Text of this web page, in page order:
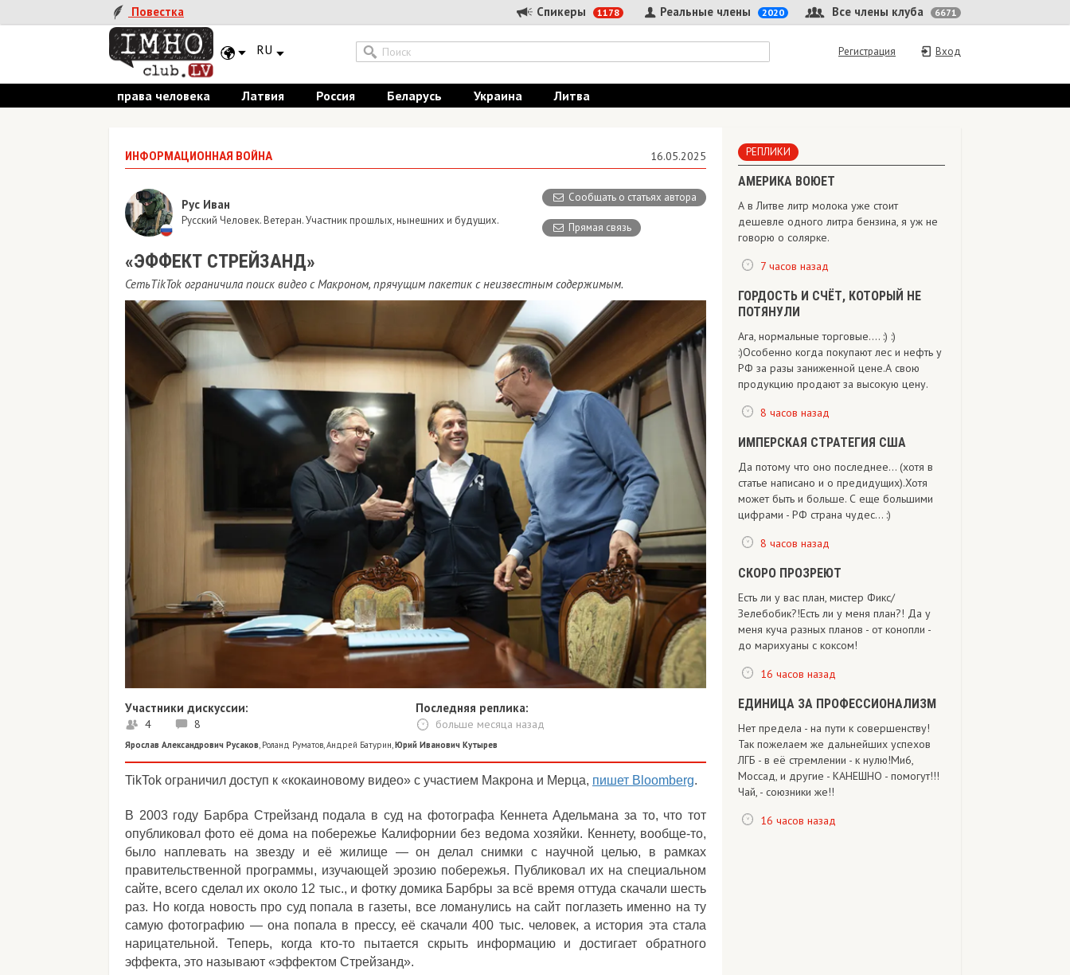
Повестка Спикеры 1178 Все члены клуба 6671
Реальные члены 2020
RU Вход
Регистрация
права человека Латвия Россия Беларусь Украина Литва
ИНФОРМАЦИОННАЯ ВОЙНА 16.05.2025
Сообщать о статьях автора
Прямая связь
Рус Иван
Русский Человек. Ветеран. Участник прошлых, нынешних и будущих.
«ЭФФЕКТ СТРЕЙЗАНД»
СетьTikTok ограничила поиск видео с Макроном, прячущим пакетик с неизвестным содержимым.
Участники дискуссии:
4 8
Последняя реплика:
больше месяца назад
Ярослав Александрович Русаков, Роланд Руматов,Андрей Батурин,Юрий Иванович Кутырев
TikTok ограничил доступ к «кокаиновому видео» с участием Макрона и Мерца, пишет Bloomberg.
В 2003 году Барбра Стрейзанд подала в суд на фотографа Кеннета Адельмана за то, что тот
опубликовал фото её дома на побережье Калифорнии без ведома хозяйки. Кеннету, вообще-то,
было наплевать на звезду и её жилище — он делал снимки с научной целью, в рамках
правительственной программы, изучающей эрозию побережья. Публиковал их на специальном
сайте, всего сделал их около 12 тыс., и фотку домика Барбры за всё время оттуда скачали шесть
раз. Но когда новость про суд попала в газеты, все ломанулись на сайт поглазеть именно на ту
самую фотографию — она попала в прессу, её скачали 400 тыс. человек, а история эта стала
нарицательной. Теперь, когда кто-то пытается скрыть информацию и достигает обратного
эффекта, это называют «эффектом Стрейзанд».
РЕПЛИКИ
АМЕРИКА ВОЮЕТ
А в Литве литр молока уже стоит
дешевле одного литра бензина, я уж не
говорю о солярке.
7 часов назад
ГОРДОСТЬ И СЧЁТ, КОТОРЫЙ НЕ
ПОТЯНУЛИ
Ага, нормальные торговые.... :) :)
:)Особенно когда покупают лес и нефть у
РФ за разы заниженной цене.А свою
продукцию продают за высокую цену.
8 часов назад
ИМПЕРСКАЯ СТРАТЕГИЯ США
Да потому что оно последнее... (хотя в
статье написано и о предидущих).Хотя
может быть и больше. С еще большими
цифрами - РФ страна чудес... :)
8 часов назад
СКОРО ПРОЗРЕЮТ
Есть ли у вас план, мистер Фикс/
Зелебобик?!Есть ли у меня план?! Да у
меня куча разных планов - от конопли -
до марихуаны с коксом!
16 часов назад
ЕДИНИЦА ЗА ПРОФЕССИОНАЛИЗМ
Нет предела - на пути к совершенству!
Так пожелаем же дальнейших успехов
ЛГБ - в её стремлении - к нулю!Ми6,
Моссад, и другие - КАНЕШНО - помогут!!!
Чай, - союзники же!!
16 часов назад